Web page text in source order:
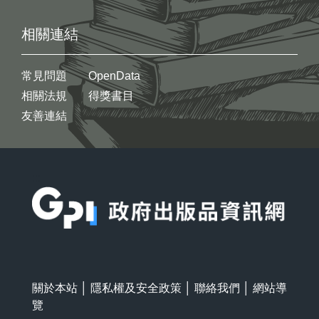
相關連結
常見問題
相關法規
友善連結
OpenData
得獎書目
關於本站 隱私權及安全政策 聯絡我們
網站導
覽